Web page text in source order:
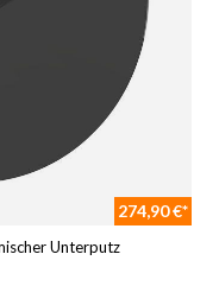
274,90 €*
Unterputz